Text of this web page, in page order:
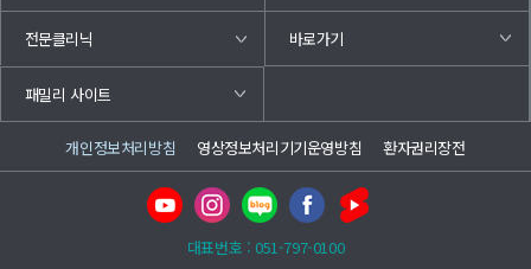
전문클리닉 바로가기
패밀리 사이트
개인정보처리방침 영상정보처리기기운영방침 환자권리장전
대표번호 : 051-797-0100